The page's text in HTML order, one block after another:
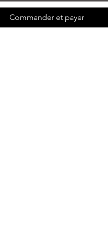
Commander et payer